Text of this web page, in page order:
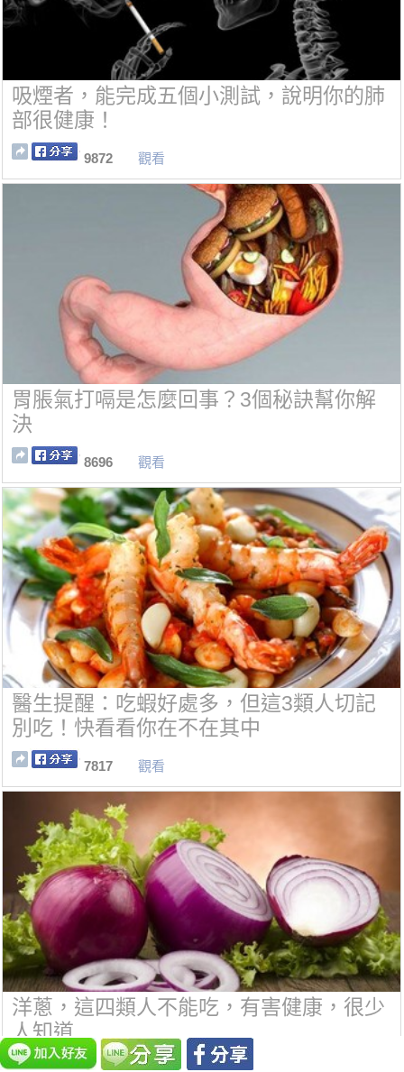
吸煙者，能完成五個小測試，說明你的肺
部很健康！
9872 觀看
胃脹氣打嗝是怎麼回事？3個秘訣幫你解
決
8696 觀看
醫生提醒：吃蝦好處多，但這3類人切記
別吃！快看看你在不在其中
7817 觀看
洋蔥，這四類人不能吃，有害健康，很少
人知道